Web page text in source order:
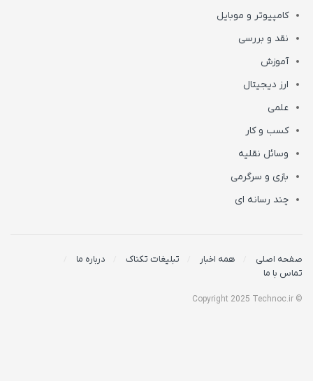
کامپیوتر و موبایل
نقد و بررسی
آموزش
ارز دیجیتال
علمی
کسب و کار
وسائل نقلیه
بازی و سرگرمی
چند رسانه ای
صفحه اصلی همه اخبار تبلیغات تکناک
درباره ما
تماس با ما
© Copyright 2025 Technoc.ir